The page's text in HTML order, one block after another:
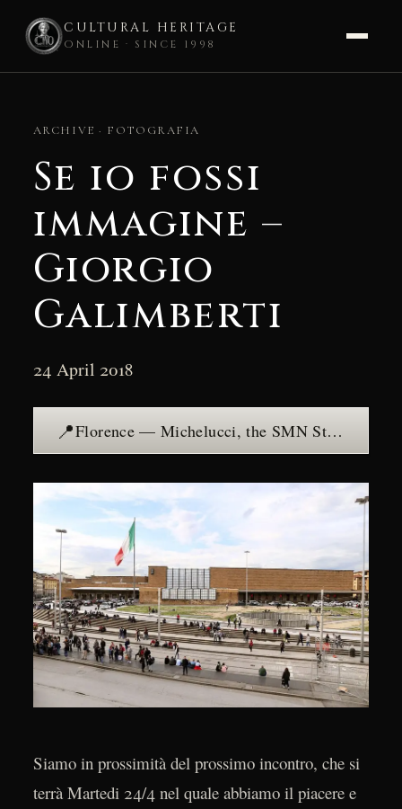
CULTURAL HERITAGE
ONLINE · SINCE 1998
contentARCHIVE · FOTOGRAFIA
Se io fossi
immagine –
Giorgio
Galimberti
24 April 2018
📍 Florence — Michelucci, the SMN Station and Organic Rationalism — see the place →
Siamo in prossimità del prossimo incontro, che si
terrà Martedi 24/4 nel quale abbiamo il piacere e